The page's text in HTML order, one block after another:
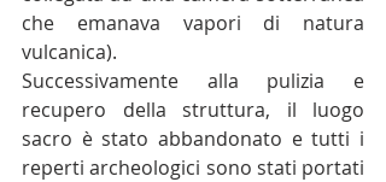
che emanava vapori di natura
vulcanica).
Successivamente alla pulizia e
recupero della struttura, il luogo
sacro è stato abbandonato e tutti i
reperti archeologici sono stati portati